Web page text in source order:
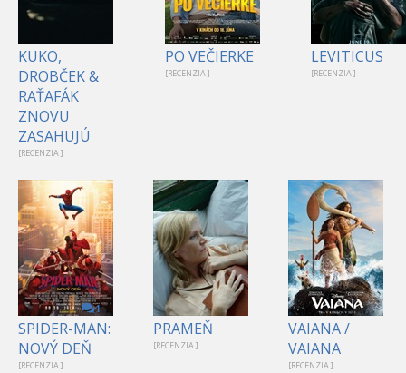
KUKO,
DROBČEK &
RAŤAFÁK
ZNOVU
ZASAHUJÚ
[RECENZIA ]
PO VEČIERKE
[RECENZIA ]
LEVITICUS
[RECENZIA ]
1
SPIDER-MAN:
NOVÝ DEŇ
[RECENZIA ]
PRAMEŇ
[RECENZIA ]
VAIANA /
VAIANA
[RECENZIA ]